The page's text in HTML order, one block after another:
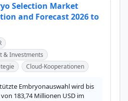
Selection Market
and Forecast 2026 to
& Investments
Cloud-Kooperationen
Embryonauswahl wird bis
183,74 Millionen USD im